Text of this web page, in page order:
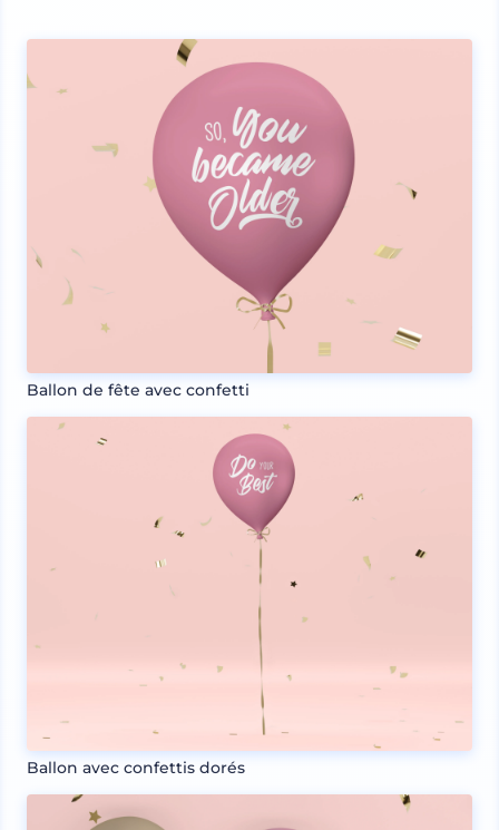
Ballon de fête avec confetti
Ballon avec confettis dorés